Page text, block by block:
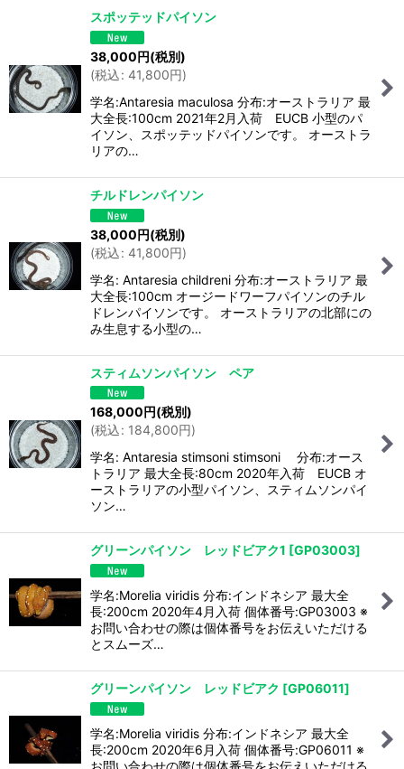
スポッテッドパイソン
38,000円(税別)
(税込: 41,800円)
学名:Antaresia maculosa 分布:オーストラリア 最
大全長:100cm 2021年2月入荷 EUCB 小型のパ
イソン、スポッテッドパイソンです。 オーストラ
リアの…
チルドレンパイソン
38,000円(税別)
(税込: 41,800円)
学名: Antaresia childreni 分布:オーストラリア 最
大全長:100cm オージードワーフパイソンのチル
ドレンパイソンです。 オーストラリアの北部にの
み生息する小型の…
スティムソンパイソン ペア
168,000 円(税別)
(税込: 184,800円)
学名: Antaresia stimsoni stimsoni 分布:オース
トラリア 最大全長:80cm 2020年入荷 EUCB オ
ーストラリアの小型パイソン、スティムソンパイ
ソン…
グリーンパイソン レッドビアク1 [GP03003]
学名:Morelia viridis 分布:インドネシア 最大全
長:200cm 2020年4月入荷 個体番号:GP03003 ※
お問い合わせの際は個体番号をお伝えいただける
とスムーズ…
グリーンパイソン レッドビアク [GP06011]
学名:Morelia viridis 分布:インドネシア 最大全
長:200cm 2020年6月入荷 個体番号:GP06011 ※
お問い合わせの際は個体番号をお伝えいただける